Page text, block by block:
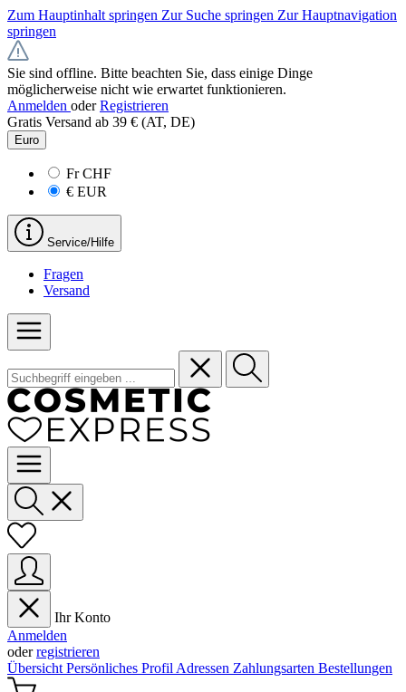
Zum Hauptinhalt springen Zur Suche springen Zur Hauptnavigation
springen
Sie sind offline. Bitte beachten Sie, dass einige Dinge
möglicherweise nicht wie erwartet funktionieren.
Anmelden oder Registrieren
Gratis Versand ab 39 € (AT, DE)
Euro
FrCHF
€ EUR
Service/Hilfe
Fragen
Versand
Ihr Konto
Anmelden
oderregistrieren
Übersicht Persönliches Profil Adressen Zahlungsarten Bestellungen